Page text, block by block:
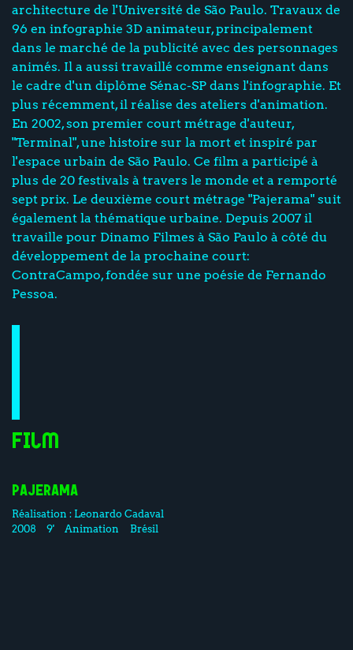
architecture de l'Université de São Paulo. Travaux de
96 en infographie 3D animateur, principalement
dans le marché de la publicité avec des personnages
animés. Il a aussi travaillé comme enseignant dans
le cadre d'un diplôme Sénac-SP dans l'infographie. Et
plus récemment, il réalise des ateliers d'animation.
En 2002, son premier court métrage d'auteur,
"Terminal", une histoire sur la mort et inspiré par
l'espace urbain de São Paulo. Ce film a participé à
plus de 20 festivals à travers le monde et a remporté
sept prix. Le deuxième court métrage "Pajerama" suit
également la thématique urbaine. Depuis 2007 il
travaille pour Dinamo Filmes à São Paulo à côté du
développement de la prochaine court:
ContraCampo, fondée sur une poésie de Fernando
Pessoa.
Film
PAJERAMA
Réalisation : Leonardo Cadaval
2008
9' Animation Brésil